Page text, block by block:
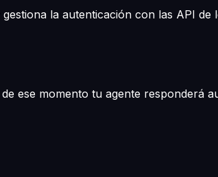
la autenticación con las API
ese momento tu agente responderá